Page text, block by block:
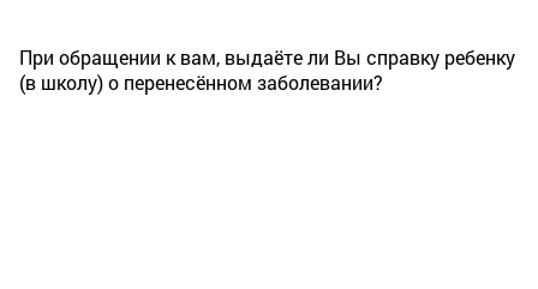
При обращении к вам, выдаёте ли Вы справку ребенку
(в школу) о перенесённом заболевании?